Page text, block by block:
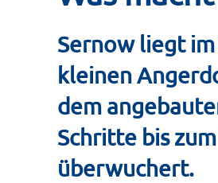
Sernow liegt
kleinen
dem
Schritte bis
überwuchert.